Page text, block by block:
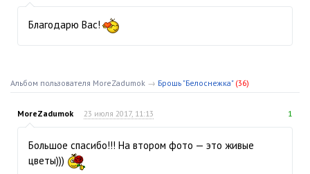
Благодарю Вас!
Альбом пользователя MoreZadumok → Брошь "Белоснежка" (36)
MoreZadumok 23 июля 2017, 11:13 1
Большое спасибо!!! На втором фото — это живые
цветы)))